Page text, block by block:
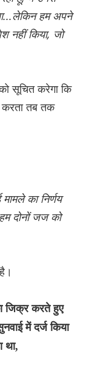
हम अपने
नहीं किया, जो
सूचित करेगा कि
करता तब तक
का निर्णय
दोनों जज को
करते हुए
में दर्ज किया
था,